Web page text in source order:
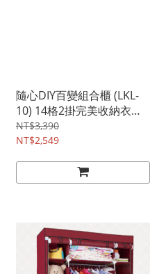
隨心DIY百變組合櫃 (LKL-
10) 14格2掛完美收納衣櫃
#1327002
NT$3,390
NT$2,549